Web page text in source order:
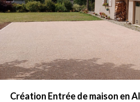
Création Entrée de maison en